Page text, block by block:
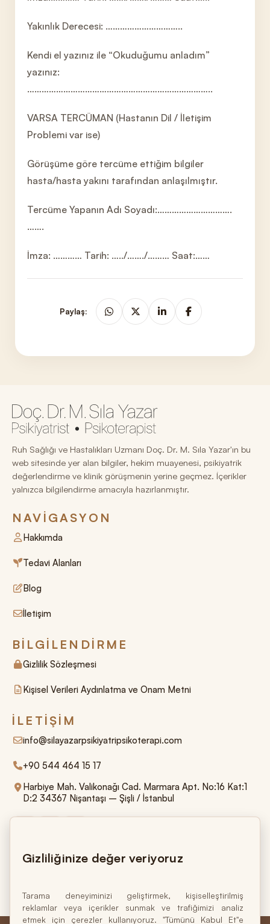
Yakınlık Derecesi: …………………………..
Kendi el yazınız ile “Okuduğumu anladım”
yazınız:
…………………………………………………………………..
VARSA TERCÜMAN (Hastanın Dil / İletişim
Problemi var ise)
Görüşüme göre tercüme ettiğim bilgiler
hasta/hasta yakını tarafından anlaşılmıştır.
Tercüme Yapanın Adı Soyadı:………………………….
…….
İmza: ………… Tarih: …../……./……… Saat:……
Paylaş:
Ruh Sağlığı ve Hastalıkları Uzmanı Doç. Dr. M. Sıla Yazar'ın bu
web sitesinde yer alan bilgiler, hekim muayenesi, psikiyatrik
değerlendirme ve klinik görüşmenin yerine geçmez. İçerikler
yalnızca bilgilendirme amacıyla hazırlanmıştır.
NAVIGASYON
Hakkımda
Tedavi Alanları
Blog
İletişim
BILGILENDIRME
Gizlilik Sözleşmesi
Kişisel Verileri Aydınlatma ve Onam Metni
İLETIŞIM
info@silayazarpsikiyatripsikoterapi.com
+90 544 464 15 17
Harbiye Mah. Valikonağı Cad. Marmara Apt. No:16 Kat:1
D:2 34367 Nişantaşı – Şişli / İstanbul
Gizliliğinize değer veriyoruz
Tarama deneyiminizi geliştirmek, kişiselleştirilmiş
reklamlar veya içerikler sunmak ve trafiğimizi analiz
etmek için çerezler kullanıyoruz. "Tümünü Kabul Et"e